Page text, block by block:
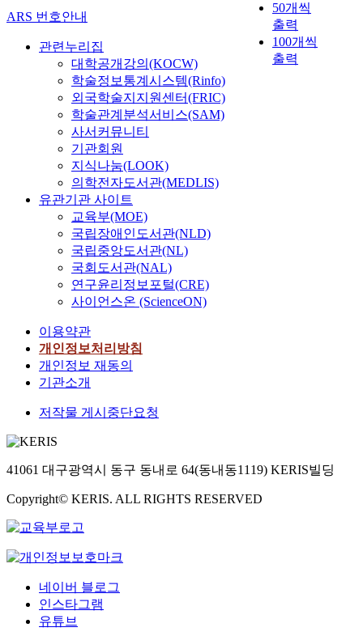
50개씩
출력
100개씩
출력
ARS 번호안내
관련누리집
대학공개강의(KOCW)
학술정보통계시스템(Rinfo)
외국학술지지원센터(FRIC)
학술관계분석서비스(SAM)
사서커뮤니티
기관회원
지식나눔(LOOK)
의학전자도서관(MEDLIS)
유관기관 사이트
교육부(MOE)
국립장애인도서관(NLD)
국립중앙도서관(NL)
국회도서관(NAL)
연구윤리정보포털(CRE)
사이언스온 (ScienceON)
이용약관
개인정보처리방침
개인정보 재동의
기관소개
저작물 게시중단요청
41061 대구광역시 동구 동내로 64(동내동1119) KERIS빌딩
Copyright© KERIS. ALL RIGHTS RESERVED
네이버 블로그
인스타그램
유튜브